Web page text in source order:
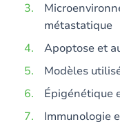
métastatique
Apoptose et
Modèles
Épigénétique
Immunologie